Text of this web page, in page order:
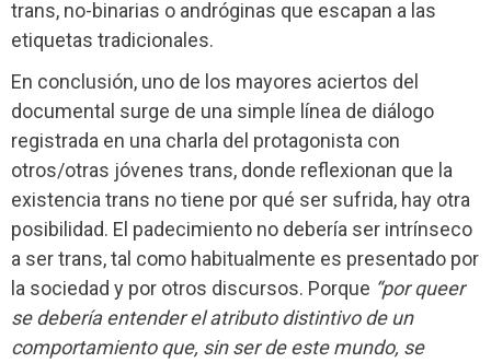
trans, no-binarias o andróginas que escapan a las
etiquetas tradicionales.
En conclusión, uno de los mayores aciertos del
documental surge de una simple línea de diálogo
registrada en una charla del protagonista con
otros/otras jóvenes trans, donde reflexionan que la
existencia trans no tiene por qué ser sufrida, hay otra
posibilidad. El padecimiento no debería ser intrínseco
a ser trans, tal como habitualmente es presentado por
la sociedad y por otros discursos. Porque “por queer
se debería entender el atributo distintivo de un
comportamiento que, sin ser de este mundo, se